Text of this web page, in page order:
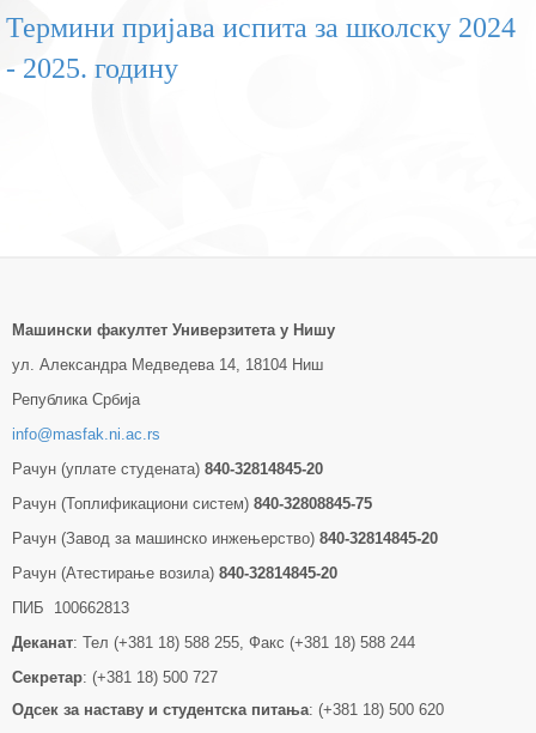
Термини пријава испита за школску 2024
- 2025. годину
Машински факултет Универзитетa у Нишу
ул. Александра Медведева 14, 18104 Ниш
Република Србија
info@masfak.ni.ac.rs
Рачун (уплате студената) 840-32814845-20
Рачун (Топлификациони систем) 840-32808845-75
Рачун (Завод за машинско инжењерство) 840-32814845-20
Рачун (Атестирање возила) 840-32814845-20
ПИБ 100662813
Деканат: Тел (+381 18) 588 255, Факс (+381 18) 588 244
Секретар: (+381 18) 500 727
Одсек за наставу и студентска питања: (+381 18) 500 620